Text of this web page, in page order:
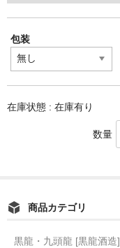
包装
在庫状態 : 在庫有り
数量
商品カテゴリ
黒龍・九頭龍 [黒龍酒造]